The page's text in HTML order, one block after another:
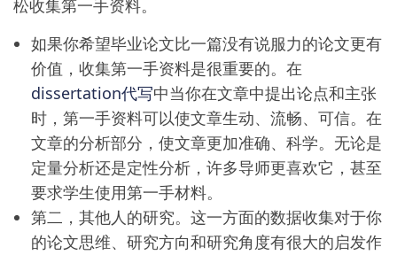
松收集第一手资料。
如果你希望毕业论文比一篇没有说服力的论文更有
价值，收集第一手资料是很重要的。在
dissertation代写中当你在文章中提出论点和主张
时，第一手资料可以使文章生动、流畅、可信。在
文章的分析部分，使文章更加准确、科学。无论是
定量分析还是定性分析，许多导师更喜欢它，甚至
要求学生使用第一手材料。
第二，其他人的研究。这一方面的数据收集对于你
的论文思维、研究方向和研究角度有很大的启发作